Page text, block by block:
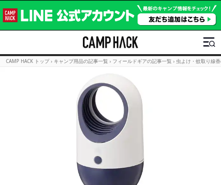
CAMP HACK トップ › キャンプ用品の記事一覧 › フィールドギアの記事一覧 › 虫よけ・蚊取り線